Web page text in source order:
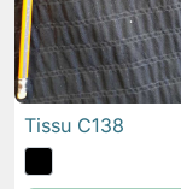
Tissu C138